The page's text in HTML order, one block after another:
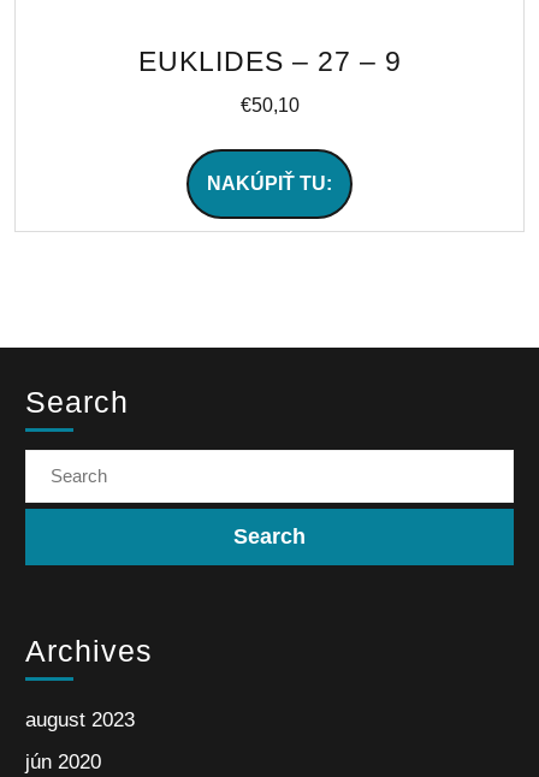
EUKLIDES – 27 – 9
€50,10
NAKÚPIŤ TU:
Search
Archives
august 2023
jún 2020